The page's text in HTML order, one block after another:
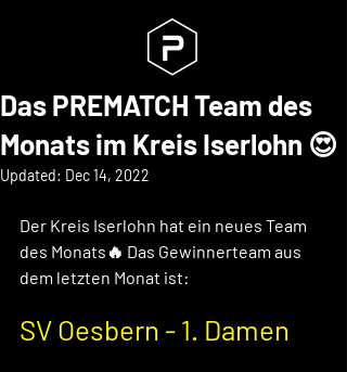
Das PREMATCH Team des
Monats im Kreis Iserlohn 😍
Updated: Dec 14, 2022
Der Kreis Iserlohn hat ein neues Team
des Monats🔥 Das Gewinnerteam aus
dem letzten Monat ist:
SV Oesbern - 1. Damen